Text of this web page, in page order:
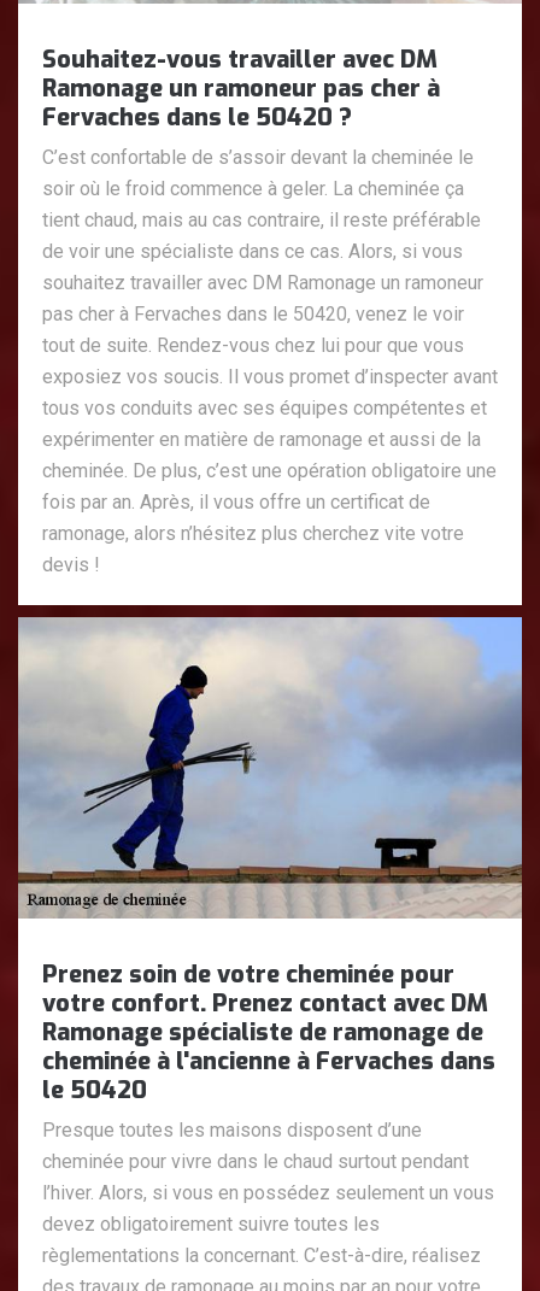
Souhaitez-vous travailler avec DM
Ramonage un ramoneur pas cher à
Fervaches dans le 50420 ?
C’est confortable de s’assoir devant la cheminée le
soir où le froid commence à geler. La cheminée ça
tient chaud, mais au cas contraire, il reste préférable
de voir une spécialiste dans ce cas. Alors, si vous
souhaitez travailler avec DM Ramonage un ramoneur
pas cher à Fervaches dans le 50420, venez le voir
tout de suite. Rendez-vous chez lui pour que vous
exposiez vos soucis. Il vous promet d’inspecter avant
tous vos conduits avec ses équipes compétentes et
expérimenter en matière de ramonage et aussi de la
cheminée. De plus, c’est une opération obligatoire une
fois par an. Après, il vous offre un certificat de
ramonage, alors n’hésitez plus cherchez vite votre
devis !
Prenez soin de votre cheminée pour
votre confort. Prenez contact avec DM
Ramonage spécialiste de ramonage de
cheminée à l'ancienne à Fervaches dans
le 50420
Presque toutes les maisons disposent d’une
cheminée pour vivre dans le chaud surtout pendant
l’hiver. Alors, si vous en possédez seulement un vous
devez obligatoirement suivre toutes les
règlementations la concernant. C’est-à-dire, réalisez